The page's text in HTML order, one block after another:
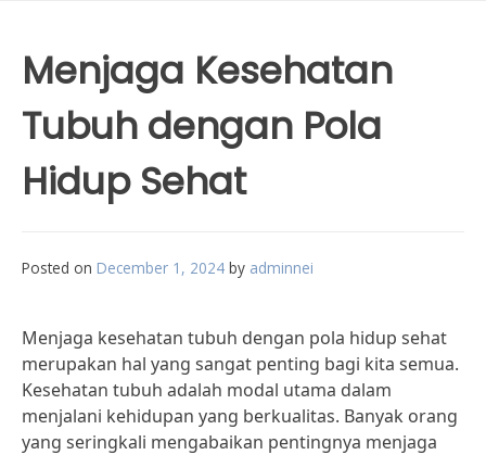
Menjaga Kesehatan
Tubuh dengan Pola
Hidup Sehat
Posted on December 1, 2024 by adminnei
Menjaga kesehatan tubuh dengan pola hidup sehat
merupakan hal yang sangat penting bagi kita semua.
Kesehatan tubuh adalah modal utama dalam
menjalani kehidupan yang berkualitas. Banyak orang
yang seringkali mengabaikan pentingnya menjaga